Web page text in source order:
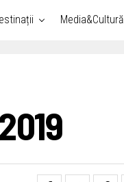
Media&Cultură